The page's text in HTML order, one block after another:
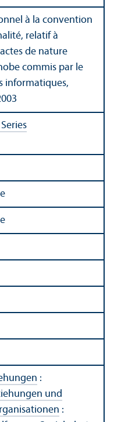
à la convention
relatif à
de nature
commis par le
informatiques,
:
und
: